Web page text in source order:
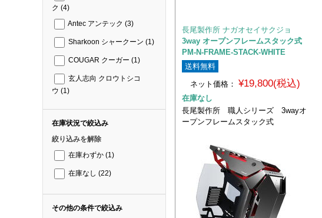
ク (4)
Antec アンテック (3)
Sharkoon シャークーン (1)
COUGAR クーガー (1)
玄人志向 クロウトシコ
ウ (1)
在庫状況で絞込み
絞り込みを解除
在庫わずか (1)
在庫なし (22)
その他の条件で絞込み
長尾製作所 ナガオセイサクジョ
3way オープンフレームスタック式
PM-N-FRAME-STACK-WHITE
送料無料
ネット価格：
¥19,800(税込)
在庫なし
長尾製作所 職人シリーズ 3wayオ
ープンフレームスタック式